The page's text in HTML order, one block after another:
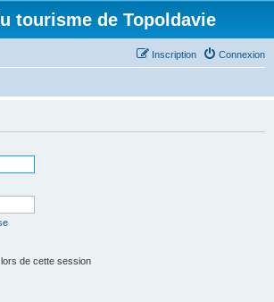
tourisme de Topoldavie
Connexion
Inscription
de cette session